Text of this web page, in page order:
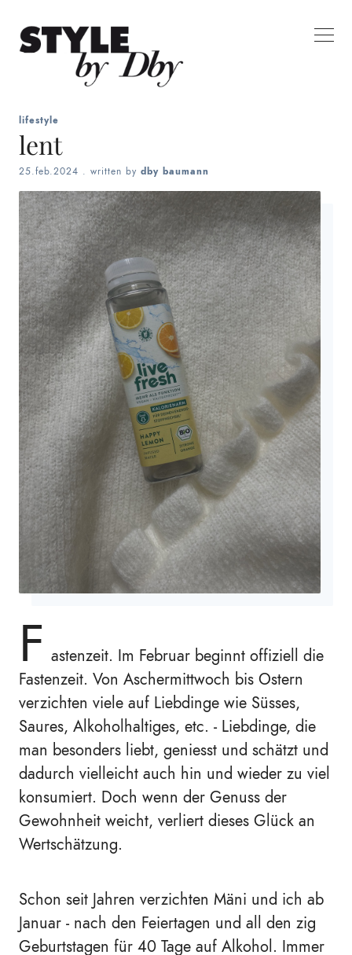
lifestyle
lent
25.feb.2024 . written by dby baumann
F astenzeit. Im Februar beginnt offiziell die
Fastenzeit. Von Aschermittwoch bis Ostern
verzichten viele auf Liebdinge wie Süsses,
Saures, Alkoholhaltiges, etc. - Liebdinge, die
man besonders liebt, geniesst und schätzt und
dadurch vielleicht auch hin und wieder zu viel
konsumiert. Doch wenn der Genuss der
Gewohnheit weicht, verliert dieses Glück an
Wertschätzung.
Schon seit Jahren verzichten Mäni und ich ab
Januar - nach den Feiertagen und all den zig
Geburtstagen für 40 Tage auf Alkohol. Immer